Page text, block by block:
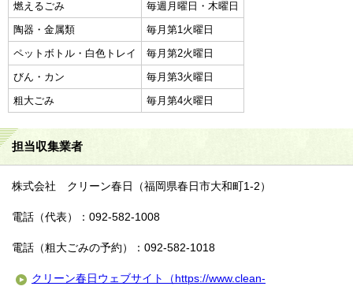
燃えるごみ
毎週月曜日・木曜日
陶器・金属類
毎月第1火曜日
ペットボトル・白色トレイ
毎月第2火曜日
びん・カン
毎月第3火曜日
粗大ごみ
毎月第4火曜日
担当収集業者
株式会社 クリーン春日（福岡県春日市大和町1-2）
電話（代表）：092-582-1008
電話（粗大ごみの予約）：092-582-1018
クリーン春日ウェブサイト（https://www.clean-